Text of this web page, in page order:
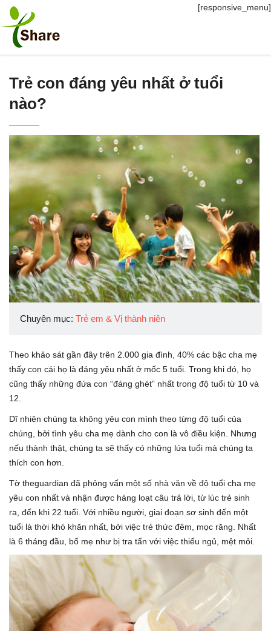
[responsive_menu]
Trẻ con đáng yêu nhất ở tuổi
nào?
Chuyên mục: Trẻ em & Vị thành niên
Theo khảo sát gần đây trên 2.000 gia đình, 40% các bậc cha mẹ
thấy con cái họ là đáng yêu nhất ở mốc 5 tuổi. Trong khi đó, họ
cũng thấy những đứa con “đáng ghét” nhất trong độ tuổi từ 10 và
12.
Dĩ nhiên chúng ta không yêu con mình theo từng độ tuổi của
chúng, bởi tình yêu cha mẹ dành cho con là vô điều kiện. Nhưng
nếu thành thật, chúng ta sẽ thấy có những lứa tuổi mà chúng ta
thích con hơn.
Tờ theguardian đã phỏng vấn một số nhà văn về độ tuổi cha mẹ
yêu con nhất và nhận được hàng loạt câu trả lời, từ lúc trẻ sinh
ra, đến khi 22 tuổi. Với nhiều người, giai đoạn sơ sinh đến một
tuổi là thời khó khăn nhất, bởi việc trẻ thức đêm, mọc răng. Nhất
là 6 tháng đầu, bố mẹ như bị tra tấn với việc thiếu ngủ, mệt mỏi.